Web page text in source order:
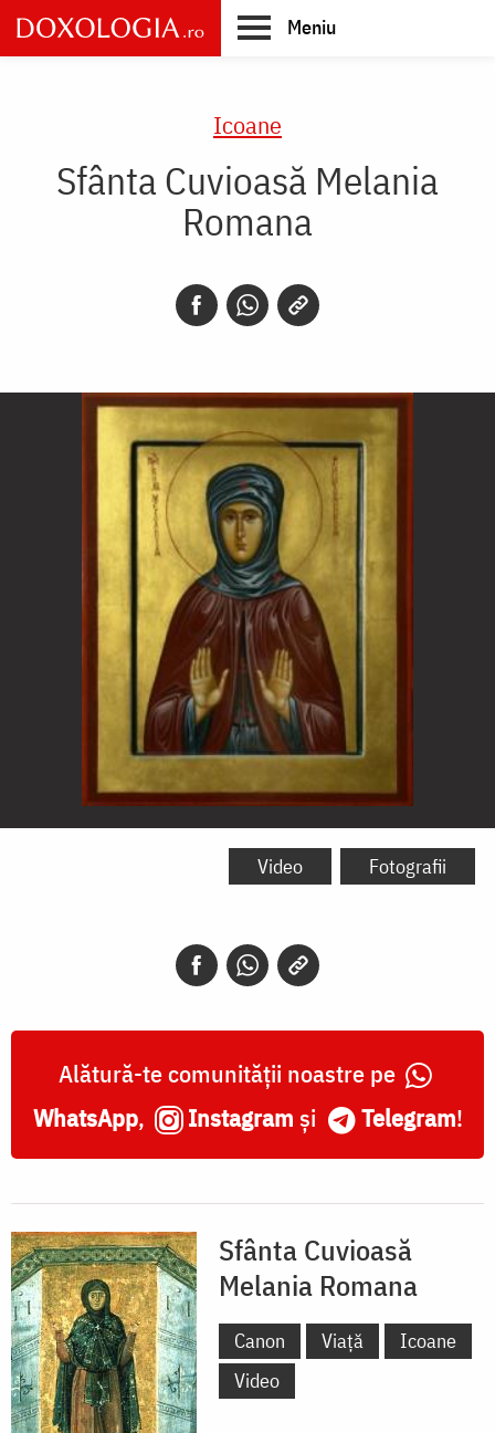
Skip
to
main
Meniu
Icoane
Sfânta Cuvioasă Melania
Romana
Sfânta
Video Fotografii
Alătură-te comunității noastre pe
WhatsApp, Instagram și Telegram!
Sfânta Cuvioasă
Melania Romana
Canon Viață
Icoane
Video